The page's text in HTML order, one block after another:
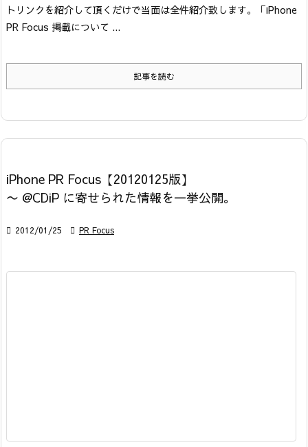
トリンクを紹介して頂くだけで当面は全件紹介致します。「iPhone
PR Focus 掲載について ...
記事を読む
iPhone PR Focus【20120125版】
〜 @CDiP に寄せられた情報を一挙公開。
 2012/01/25  PR Focus